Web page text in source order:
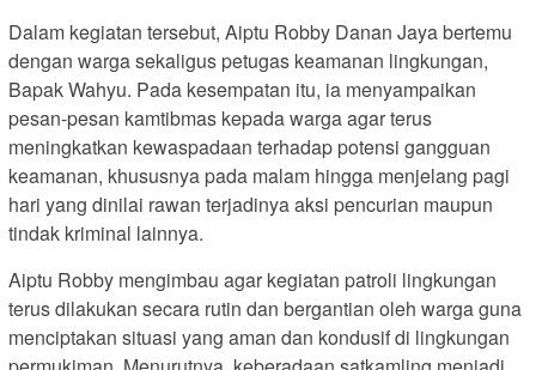
Dalam kegiatan tersebut, Aiptu Robby Danan Jaya bertemu
dengan warga sekaligus petugas keamanan lingkungan,
Bapak Wahyu. Pada kesempatan itu, ia menyampaikan
pesan-pesan kamtibmas kepada warga agar terus
meningkatkan kewaspadaan terhadap potensi gangguan
keamanan, khususnya pada malam hingga menjelang pagi
hari yang dinilai rawan terjadinya aksi pencurian maupun
tindak kriminal lainnya.
Aiptu Robby mengimbau agar kegiatan patroli lingkungan
terus dilakukan secara rutin dan bergantian oleh warga guna
menciptakan situasi yang aman dan kondusif di lingkungan